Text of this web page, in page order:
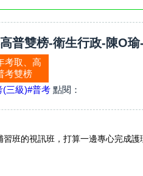
普雙榜-衛生行政-陳O
考取、高
考雙榜
(三級)#普考 點閱：
班的視訊班，打算一邊專心完成